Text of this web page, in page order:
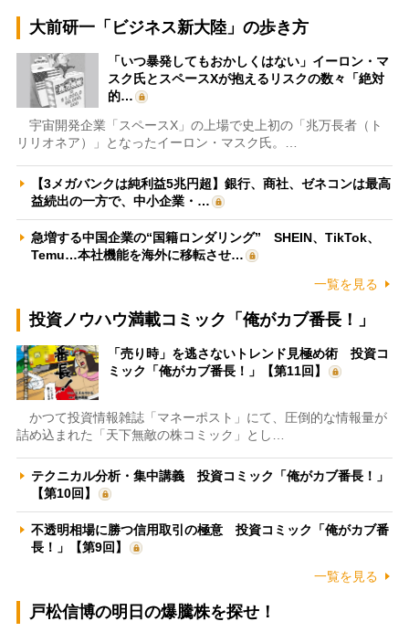
大前研一「ビジネス新大陸」の歩き方
「いつ暴発してもおかしくはない」イーロン・マ
スク氏とスペースXが抱えるリスクの数々「絶対
的…
宇宙開発企業「スペースX」の上場で史上初の「兆万長者（ト
リリオネア）」となったイーロン・マスク氏。…
【3メガバンクは純利益5兆円超】銀行、商社、ゼネコンは最高
益続出の一方で、中小企業・…
急増する中国企業の“国籍ロンダリング” SHEIN、TikTok、
Temu…本社機能を海外に移転させ…
一覧を見る
投資ノウハウ満載コミック「俺がカブ番長！」
「売り時」を逃さないトレンド見極め術 投資コ
ミック「俺がカブ番長！」【第11回】
かつて投資情報雑誌「マネーポスト」にて、圧倒的な情報量が
詰め込まれた「天下無敵の株コミック」とし…
テクニカル分析・集中講義 投資コミック「俺がカブ番長！」
【第10回】
不透明相場に勝つ信用取引の極意 投資コミック「俺がカブ番
長！」【第9回】
一覧を見る
戸松信博の明日の爆騰株を探せ！